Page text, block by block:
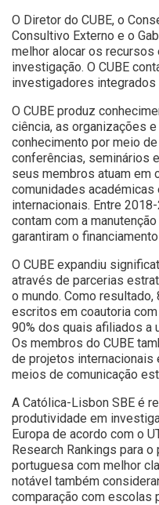
O Diretor do CUBE, o
Consultivo Externo e o
melhor alocar os
investigação. O CUBE
investigadores
O CUBE produz
ciência, as organizações
conhecimento por meio
conferências, seminários
seus membros atuam em
comunidades
internacionais. Entre
contam com a
garantiram o
O CUBE expandiu
através de parcerias
o mundo. Como
escritos em coautoria
90% dos quais afiliados a
Os membros do CUBE
de projetos internacionais
meios de comunicação
A Católica-Lisbon SBE é
produtividade em
Europa de acordo com o
Research Rankings para
portuguesa com melhor
notável também
comparação com escolas